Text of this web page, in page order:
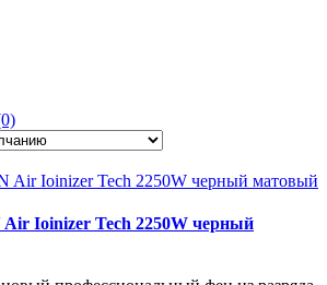
Ioinizer Tech 2250W черный